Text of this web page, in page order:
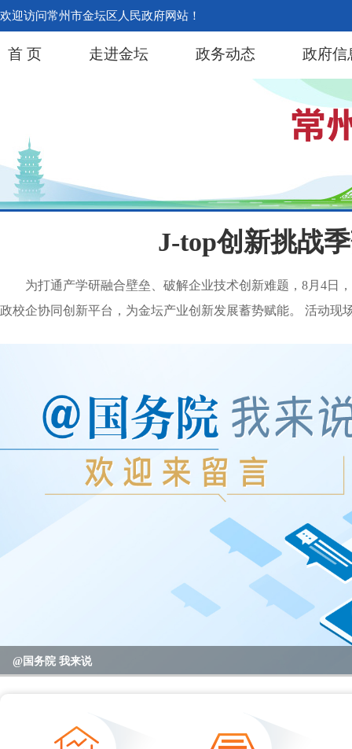
欢迎访问常州市金坛区人民政府网站！
首 页 走进金坛 政务动态 政府信
J-top创新挑战
为打通产学研融合壁垒、破解企业技术创新难题，8月4日
政校企协同创新平台，为金坛产业创新发展蓄势赋能。 活动现
2023年度国务院推动高质量发展综合督查问题线索征集